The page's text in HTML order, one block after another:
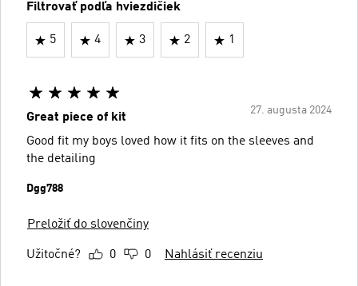
Filtrovať podľa hviezdičiek
5 4 3 2 1
27. augusta 2024
Great piece of kit
Good fit my boys loved how it fits on the sleeves and
the detailing
Dgg788
Preložiť do slovenčiny
Užitočné? 0 0 Nahlásiť recenziu